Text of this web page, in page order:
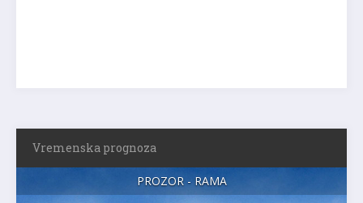
Vremenska prognoza
PROZOR - RAMA